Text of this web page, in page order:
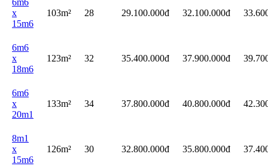
6m6
x
15m6
103m² 28 29.100.000đ 32.100.000đ
6m6
x
18m6
123m² 32 35.400.000đ 37.900.000đ
6m6
x
20m1
133m² 34 37.800.000đ 40.800.000đ
8m1
x
15m6
126m² 30 32.800.000đ 35.800.000đ